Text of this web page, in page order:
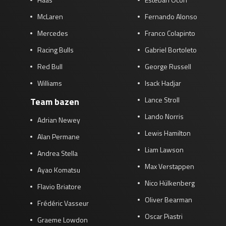
McLaren
Mercedes
Racing Bulls
Red Bull
Williams
Team bazen
Adrian Newey
Alan Permane
Andrea Stella
Ayao Komatsu
Flavio Briatore
Frédéric Vasseur
Graeme Lowdon
Fernando Alonso
Franco Colapinto
Gabriel Bortoleto
George Russell
Isack Hadjar
Lance Stroll
Lando Norris
Lewis Hamilton
Liam Lawson
Max Verstappen
Nico Hülkenberg
Oliver Bearman
Oscar Piastri